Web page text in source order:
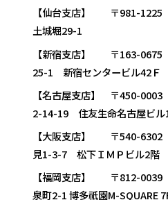
【仙台支店】 〒981-1225
土城堀29-1
【新宿支店】 〒163-0675
25-1 新宿センタービル42Ｆ
【名古屋支店】 〒450-
2-14-19 住友生命名古屋ビル
【大阪支店】 〒540-6302
見1-3-7 松下ＩＭＰビル2階
【福岡支店】 〒812-0039
泉町2-1 博多祇園M-SQUARE